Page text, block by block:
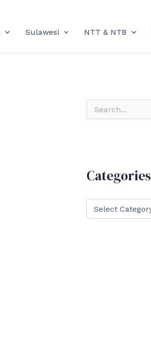
Sulawesi NTT & NTB
o
Categories